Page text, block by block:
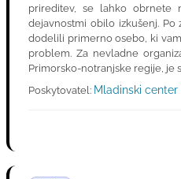
prireditev, se lahko obrnete
dejavnostmi obilo izkušenj.
dodelili primerno osebo, ki
problem. Za nevladne
Primorsko-notranjske regije, je
Poskytovatel: Mladinski center